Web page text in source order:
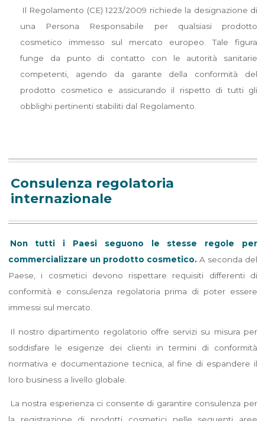
Il Regolamento (CE) 1223/2009 richiede la designazione di
una Persona Responsabile per qualsiasi prodotto
cosmetico immesso sul mercato europeo. Tale figura
funge da punto di contatto con le autorità sanitarie
competenti, agendo da garante della conformità del
prodotto cosmetico e assicurando il rispetto di tutti gli
obblighi pertinenti stabiliti dal Regolamento.
Consulenza regolatoria
internazionale
Non tutti i Paesi seguono le stesse regole per
commercializzare un prodotto cosmetico.A seconda del
Paese, i cosmetici devono rispettare requisiti differenti di
conformità e consulenza regolatoria prima di poter essere
immessi sul mercato.
Il nostro dipartimento regolatorio offre servizi su misura per
soddisfare le esigenze dei clienti in termini di conformità
normativa e documentazione tecnica, al fine di espandere il
loro business a livello globale.
La nostra esperienza ci consente di garantire consulenza per
la registrazione di prodotti cosmetici nelle seguenti aree